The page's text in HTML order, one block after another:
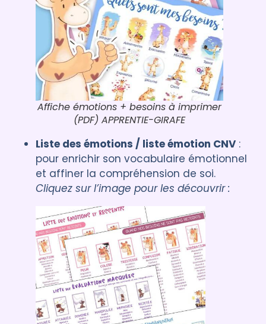
Affiche émotions + besoins à imprimer
(PDF) APPRENTIE-GIRAFE
Liste des émotions / liste émotion CNV :
pour enrichir son vocabulaire émotionnel
et affiner la compréhension de soi.
Cliquez sur l’image pour les découvrir :